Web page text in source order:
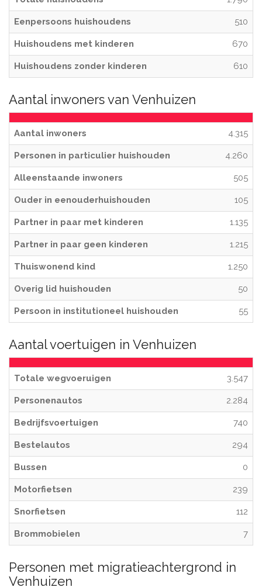
Eenpersoons huishoudens 510
Huishoudens met kinderen 670
Huishoudens zonder kinderen 610
Aantal inwoners van Venhuizen
Aantal inwoners 4.315
Personen in particulier huishouden 4.260
Alleenstaande inwoners 505
Ouder in eenouderhuishouden 105
Partner in paar met kinderen 1.135
Partner in paar geen kinderen 1.215
Thuiswonend kind 1.250
Overig lid huishouden 50
Persoon in institutioneel huishouden 55
Aantal voertuigen in Venhuizen
Totale wegvoeruigen 3.547
Personenautos 2.284
Bedrijfsvoertuigen 740
Bestelautos 294
Bussen 0
Motorfietsen 239
Snorfietsen 112
Brommobielen 7
Personen met migratieachtergrond in
Venhuizen